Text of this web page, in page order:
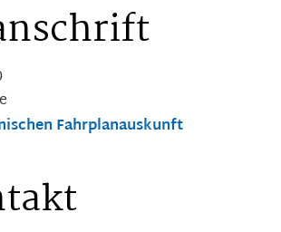
Fahrplanauskunft